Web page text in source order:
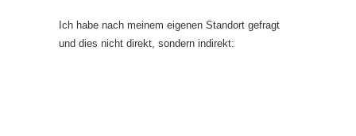
Ich habe nach meinem eigenen Standort gefragt
und dies nicht direkt, sondern indirekt: